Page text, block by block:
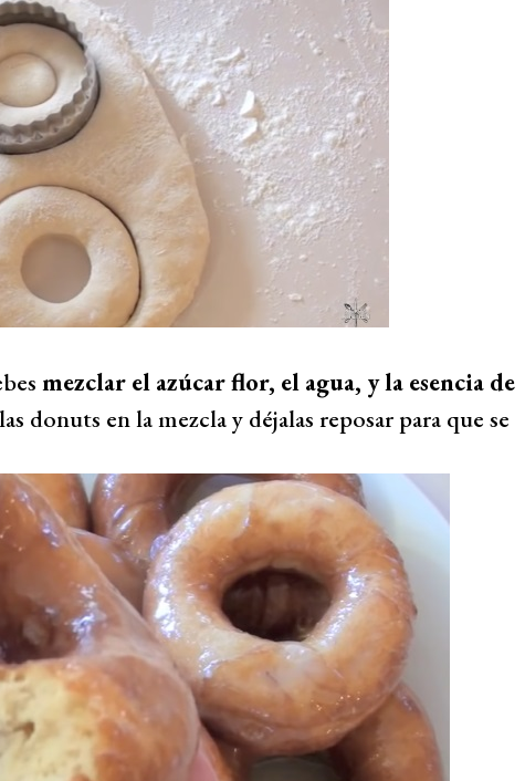
mezclar el azúcar flor, el agua, y la esencia de
donuts en la mezcla y déjalas reposar para que se